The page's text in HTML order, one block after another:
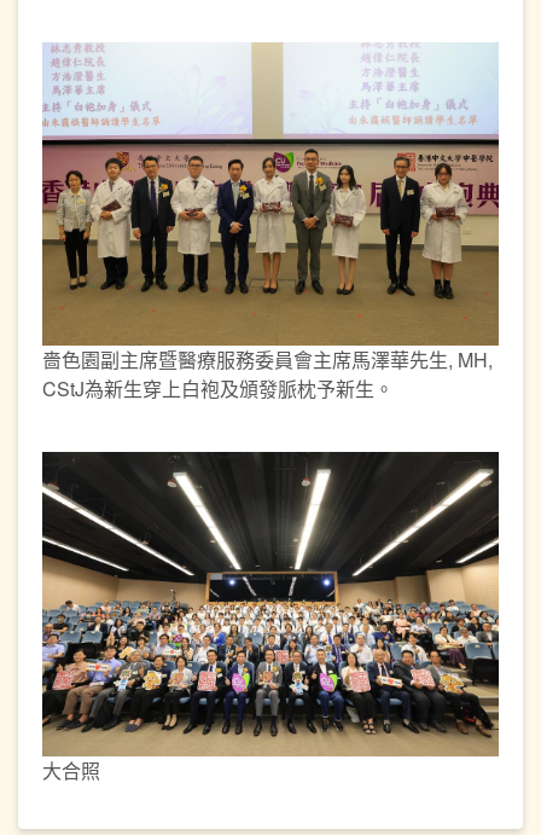
嗇色園副主席暨醫療服務委員會主席馬澤華先生, MH,
CStJ為新生穿上白袍及頒發脈枕予新生。
大合照